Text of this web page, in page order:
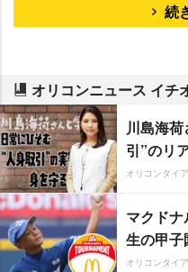
続
オリコンニュース イチ
川島海
引”のリ
オリコンタイ
マクド
生の甲子
オリコンタイ